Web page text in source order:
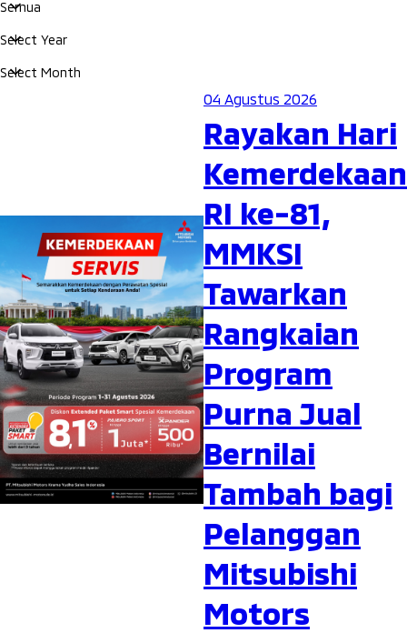
04 Agustus 2026
Rayakan Hari
Kemerdekaan
RI ke-81,
MMKSI
Tawarkan
Rangkaian
Program
Purna Jual
Bernilai
Tambah bagi
Pelanggan
Mitsubishi
Motors